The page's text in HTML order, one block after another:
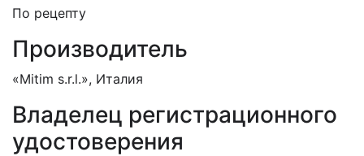
По рецепту
Производитель
«Mitim s.r.l.», Италия
Владелец регистрационного
удостоверения